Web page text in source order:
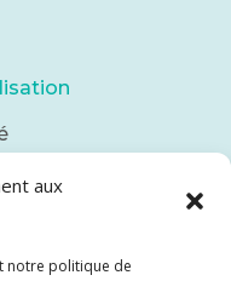
aux
notre politique de